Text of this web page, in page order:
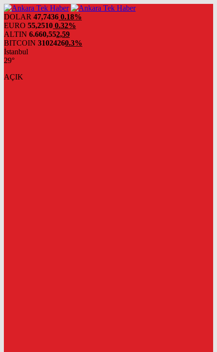
DOLAR 47,7436 0.18%
EURO 55,2510 0.32%
ALTIN 6.660,552,59
BITCOIN 31024260.3%
İstanbul
29°
AÇIK